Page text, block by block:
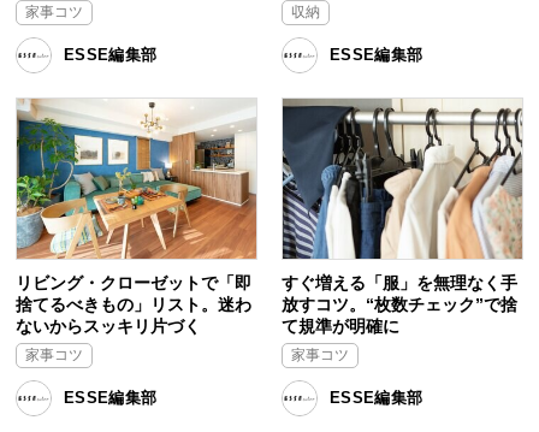
家事コツ
ESSE編集部
収納
ESSE編集部
リビング・クローゼットで「即
捨てるべきもの」リスト。迷わ
ないからスッキリ片づく
家事コツ
ESSE編集部
すぐ増える「服」を無理なく手
放すコツ。“枚数チェック”で捨
て規準が明確に
家事コツ
ESSE編集部